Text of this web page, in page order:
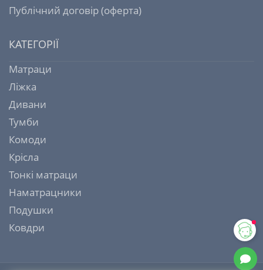
Публічний договір (оферта)
КАТЕГОРІЇ
Матраци
Ліжка
Дивани
Тумби
Комоди
Крісла
Тонкі матраци
Наматрацники
Подушки
Ковдри